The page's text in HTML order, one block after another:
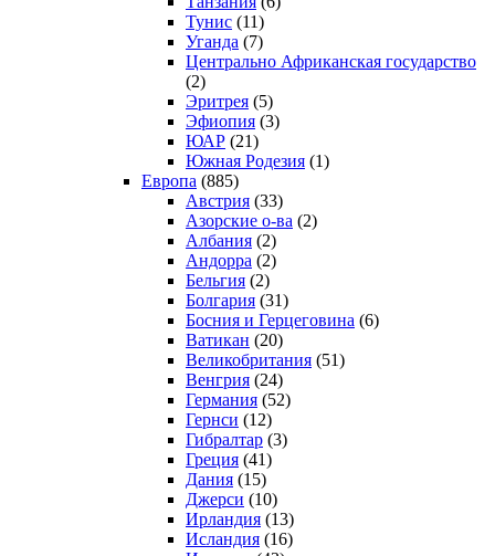
Тунис (11)
Уганда (7)
Центрально Африканская государство
(2)
Эритрея (5)
Эфиопия (3)
ЮАР (21)
Южная Родезия (1)
Европа (885)
Австрия (33)
Азорские о-ва (2)
Албания (2)
Андорра (2)
Бельгия (2)
Болгария (31)
Босния и Герцеговина (6)
Ватикан (20)
Великобритания (51)
Венгрия (24)
Германия (52)
Гернси (12)
Гибралтар (3)
Греция (41)
Дания (15)
Джерси (10)
Ирландия (13)
Исландия (16)